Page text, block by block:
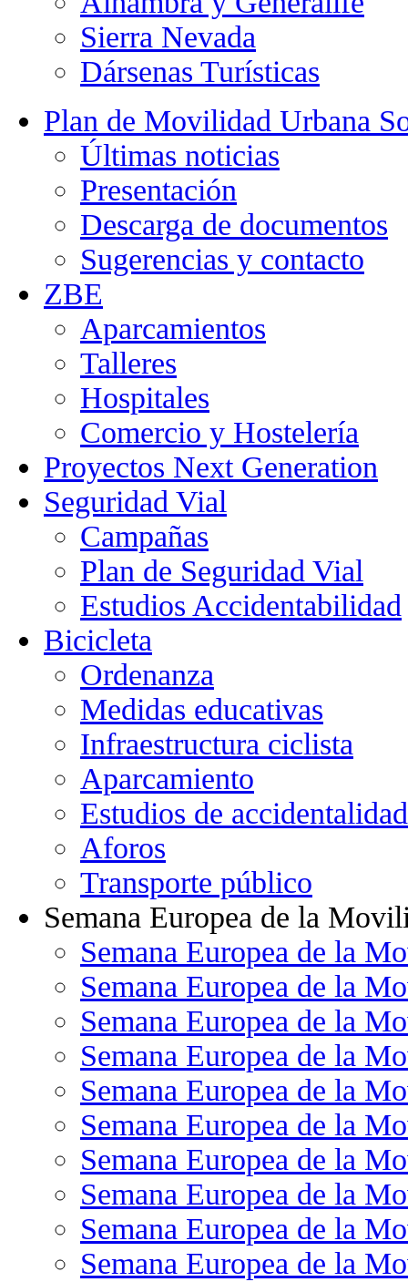
Sierra Nevada
Dársenas Turísticas
Plan de Movilidad Urbana
Últimas noticias
Presentación
Descarga de documentos
Sugerencias y contacto
ZBE
Aparcamientos
Talleres
Hospitales
Comercio y Hostelería
Proyectos Next Generation
Seguridad Vial
Campañas
Plan de Seguridad Vial
Estudios Accidentabilidad
Bicicleta
Ordenanza
Medidas educativas
Infraestructura ciclista
Aparcamiento
Estudios de accidentalidad
Aforos
Transporte público
Semana Europea de la
Semana Europea de la
Semana Europea de la
Semana Europea de la
Semana Europea de la
Semana Europea de la
Semana Europea de la
Semana Europea de la
Semana Europea de la
Semana Europea de la
Semana Europea de la